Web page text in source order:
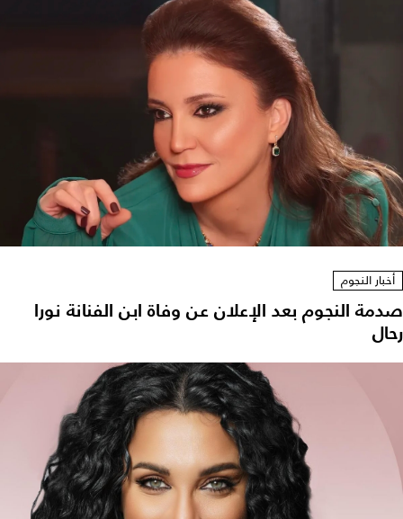
أخبار النجوم
صدمة النجوم بعد الإعلان عن وفاة ابن الفنانة نورا
رحال